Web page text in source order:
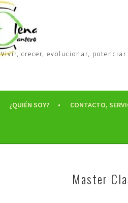
Vivir, crecer, evolucionar,
¿QUIÉN SOY? CONTACTO,
Master